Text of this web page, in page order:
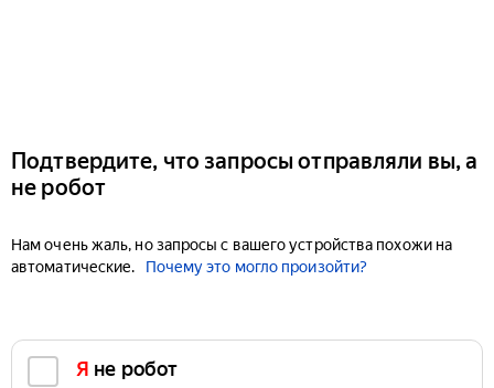
Подтвердите, что запросы отправляли вы, а
не робот
Нам очень жаль, но запросы с вашего устройства похожи на
автоматические.
Почему это могло произойти?
Я не робот